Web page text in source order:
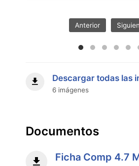
Anterior
Descargar todas las
6 imágenes
Documentos
Ficha Comp 4.7